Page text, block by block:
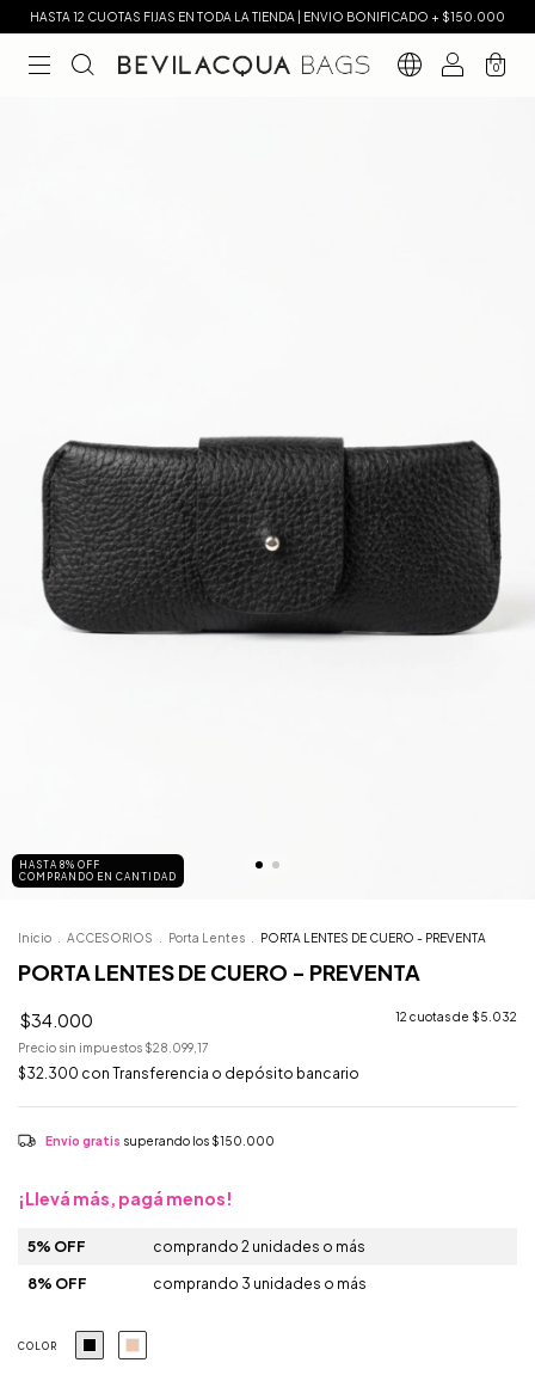
HASTA 12 CUOTAS FIJAS EN TODA LA TIENDA | ENVIO BONIFICADO + $150.000
0
HASTA 8% OFF
COMPRANDO EN CANTIDAD
Inicio ACCESORIOS Porta Lentes PORTA LENTES DE CUERO - PREVENTA
PORTA LENTES DE CUERO - PREVENTA
$34.000 12 cuotas de $5.032
Precio sin impuestos $28.099,17
$32.300 con Transferencia o depósito bancario
Envío gratis superando los $150.000
¡Llevá más, pagá menos!
5% OFF comprando 2 unidades o más
8% OFF comprando 3 unidades o más
COLOR